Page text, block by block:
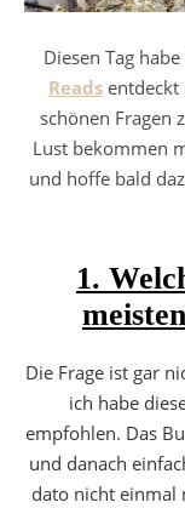
Diesen Tag
Readsentdeckt
schönen Fragen
Lust bekommen
und hoffe bald
1.
Die Frage ist gar
ich habe
empfohlen. Das
und danach
dato nicht einmal